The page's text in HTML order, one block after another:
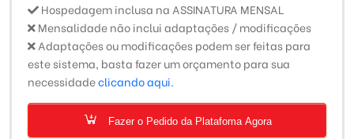
Hospedagem inclusa na ASSINATURA MENSAL
Mensalidade não inclui adaptações / modificações
Adaptações ou modificações podem ser feitas para
este sistema, basta fazer um orçamento para sua
necessidadeclicando aqui.
Fazer o Pedido da Platafoma Agora